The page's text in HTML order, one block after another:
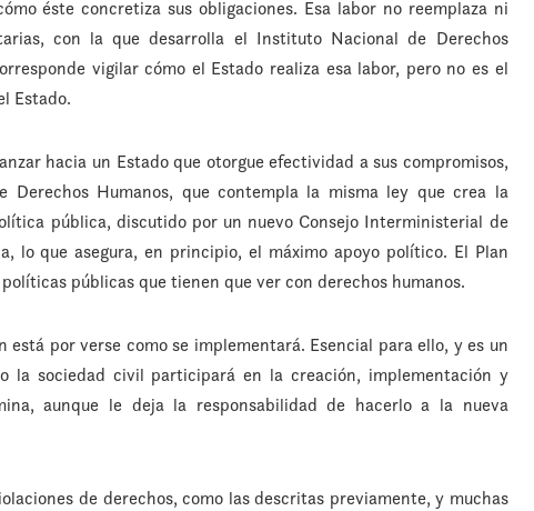
éste concretiza sus obligaciones. Esa labor no reemplaza ni
con la que desarrolla el Instituto Nacional de Derechos
vigilar cómo el Estado realiza esa labor, pero no es el
Estado.
hacia un Estado que otorgue efectividad a sus compromisos,
Humanos, que contempla la misma ley que crea la
pública, discutido por un nuevo Consejo Interministerial de
lo que asegura, en principio, el máximo apoyo político. El Plan
públicas que tienen que ver con derechos humanos.
por verse como se implementará. Esencial para ello, y es un
la sociedad civil participará en la creación, implementación y
aunque le deja la responsabilidad de hacerlo a la nueva
de derechos, como las descritas previamente, y muchas